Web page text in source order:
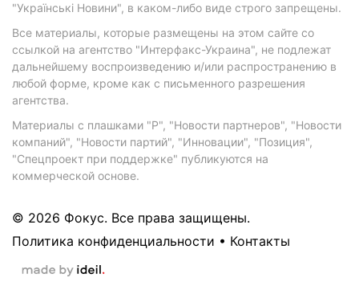
"Українські Новини", в каком-либо виде строго запрещены.
Все материалы, которые размещены на этом сайте со
ссылкой на агентство "Интерфакс-Украина", не подлежат
дальнейшему воспроизведению и/или распространению в
любой форме, кроме как с письменного разрешения
агентства.
Материалы с плашками "Р", "Новости партнеров", "Новости
компаний", "Новости партий", "Инновации", "Позиция",
"Спецпроект при поддержке" публикуются на
коммерческой основе.
© 2026 Фокус. Все права защищены.
Политика конфиденциальности • Контакты